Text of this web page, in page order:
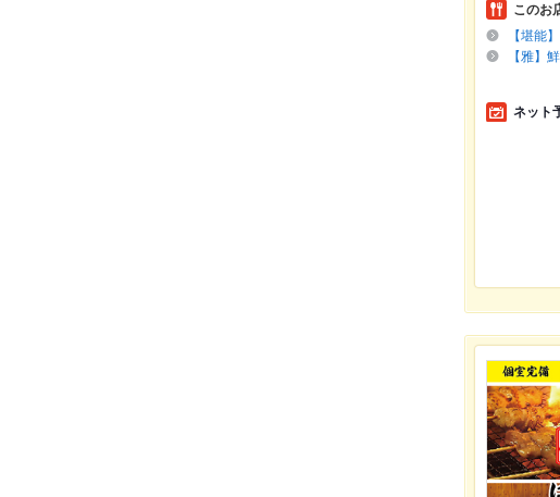
このお
【堪能
【雅】
ネット